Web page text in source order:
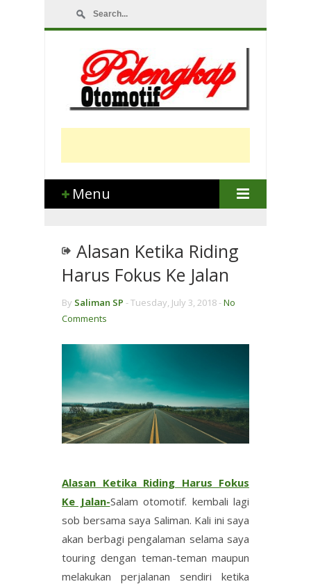
Menu
Alasan Ketika Riding
Harus Fokus Ke Jalan
By Saliman SP -Tuesday, July 3, 2018 -No
Comments
Alasan Ketika Riding Harus Fokus
Ke Jalan-Salam otomotif. kembali lagi
sob bersama saya Saliman. Kali ini saya
akan berbagi pengalaman selama saya
touring dengan teman-teman maupun
melakukan perjalanan sendiri ketika